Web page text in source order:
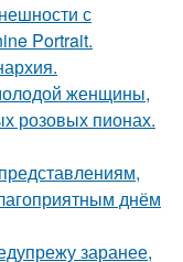
с
Portrait.
женщины,
розовых пионах.
днём
заранее,